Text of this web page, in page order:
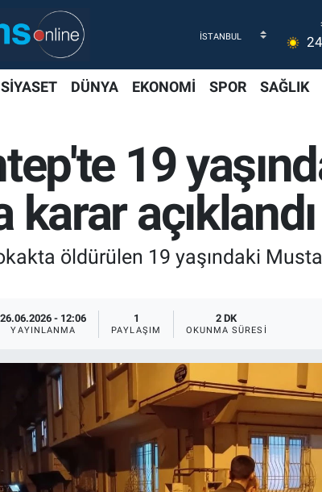
24
SİYASET DÜNYA EKONOMİ SPOR SAĞLIK
19
karar açıklandı
öldürülen 19 yaşındaki
26.06.2026 - 12:06
YAYINLANMA
1
PAYLAŞIM
2 DK
OKUNMA SÜRESI